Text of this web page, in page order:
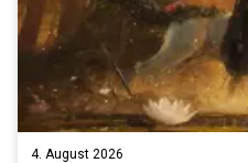
4. August 2026